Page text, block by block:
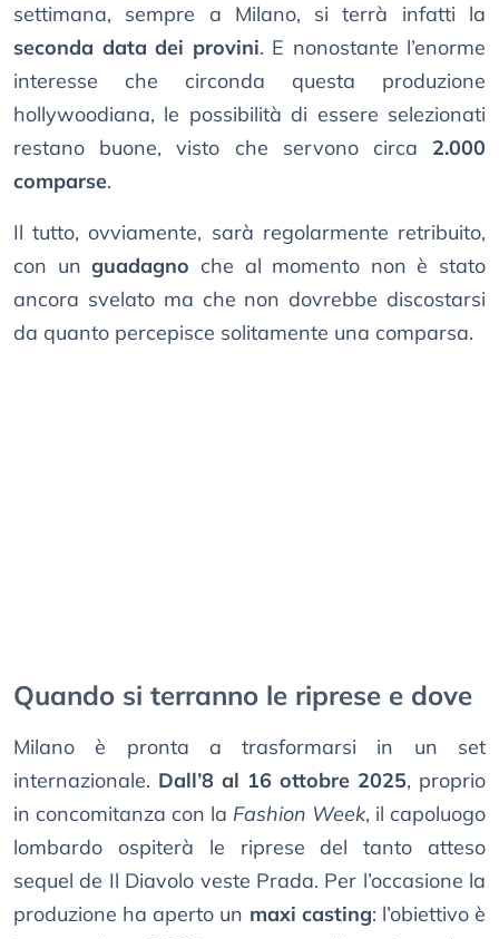
settimana, sempre a Milano, si terrà infatti la
seconda data dei provini. E nonostante l’enorme
interesse che circonda questa produzione
hollywoodiana, le possibilità di essere selezionati
restano buone, visto che servono circa 2.000
comparse.
Il tutto, ovviamente, sarà regolarmente retribuito,
con unguadagno che al momento non è stato
ancora svelato ma che non dovrebbe discostarsi
da quanto percepisce solitamente una comparsa.
Quando si terranno le riprese e dove
Milano è pronta a trasformarsi in un set
internazionale. Dall’8 al 16 ottobre 2025, proprio
in concomitanza con la Fashion Week, il capoluogo
lombardo ospiterà le riprese del tanto atteso
sequel de Il Diavolo veste Prada. Per l’occasione la
produzione ha aperto un maxi casting: l’obiettivo è